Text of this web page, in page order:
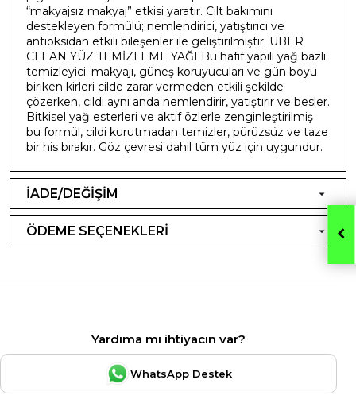
“makyajsız makyaj” etkisi yaratır. Cilt bakımını
destekleyen formülü; nemlendirici, yatıştırıcı ve
antioksidan etkili bileşenler ile geliştirilmiştir. UBER
CLEAN YÜZ TEMİZLEME YAĞI Bu hafif yapılı yağ bazlı
temizleyici; makyajı, güneş koruyucuları ve gün boyu
biriken kirleri cilde zarar vermeden etkili şekilde
çözerken, cildi aynı anda nemlendirir, yatıştırır ve besler.
Bitkisel yağ esterleri ve aktif özlerle zenginleştirilmiş
bu formül, cildi kurutmadan temizler, pürüzsüz ve taze
bir his bırakır. Göz çevresi dahil tüm yüz için uygundur.
İADE/DEĞİŞİM
ÖDEME SEÇENEKLERİ
Yardıma mı ihtiyacın var?
WhatsApp Destek